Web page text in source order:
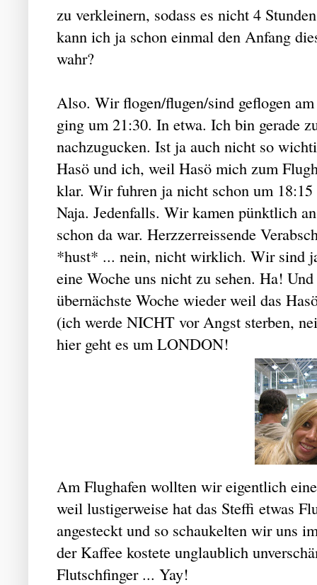
zu verkleinern, sodass es nicht 4
kann ich ja schon einmal den Anfang
wahr?
Also. Wir flogen/flugen/sind geflogen
ging um 21:30. In etwa. Ich bin gerade
nachzugucken. Ist ja auch nicht so
Hasö und ich, weil Hasö mich zum
klar. Wir fuhren ja nicht schon um
Naja. Jedenfalls. Wir kamen pünktlich
schon da war. Herzzerreissende
*hust* ... nein, nicht wirklich. Wir sind
eine Woche uns nicht zu sehen. Ha!
übernächste Woche wieder weil das
(ich werde NICHT vor Angst sterben,
hier geht es um LONDON!
Am Flughafen wollten wir eigentlich
weil lustigerweise hat das Steffi etwas
angesteckt und so schaukelten wir uns
der Kaffee kostete unglaublich
Flutschfinger ... Yay!